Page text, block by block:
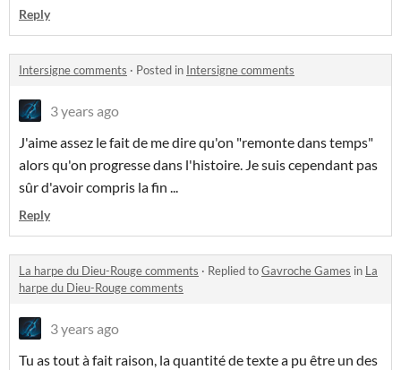
Reply
Intersigne comments · Posted in Intersigne comments
3 years ago
J'aime assez le fait de me dire qu'on "remonte dans temps"
alors qu'on progresse dans l'histoire. Je suis cependant pas
sûr d'avoir compris la fin ...
Reply
La harpe du Dieu-Rouge comments · Replied toGavroche Games in La
harpe du Dieu-Rouge comments
3 years ago
Tu as tout à fait raison, la quantité de texte a pu être un des